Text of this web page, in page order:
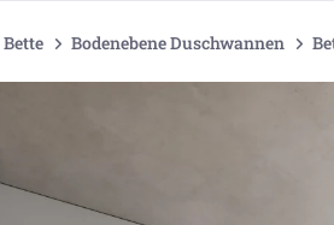
Bette Bodenebene Duschwannen